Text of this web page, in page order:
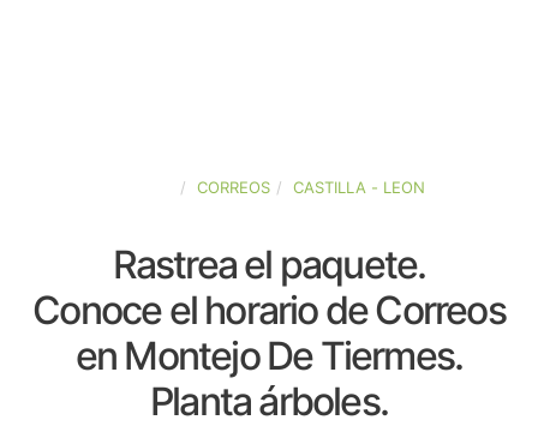
CORREOS CASTILLA - LEON
Rastrea el paquete.
Conoce el horario de Correos
en Montejo De Tiermes.
Planta árboles.